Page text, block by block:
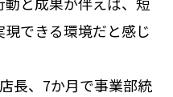
できる環境だと感じ
長、7か月で事業部統